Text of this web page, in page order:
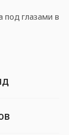
под глазами в